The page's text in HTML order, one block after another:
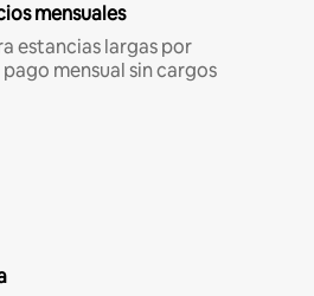
mensuales
estancias largas por
mensual sin cargos